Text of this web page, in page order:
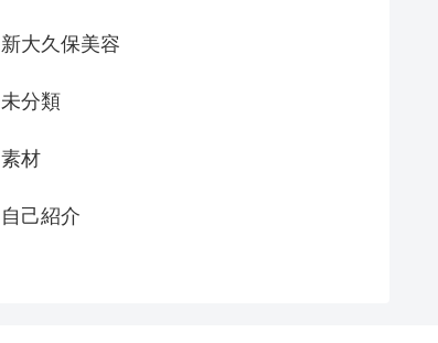
新大久保美容
未分類
素材
自己紹介